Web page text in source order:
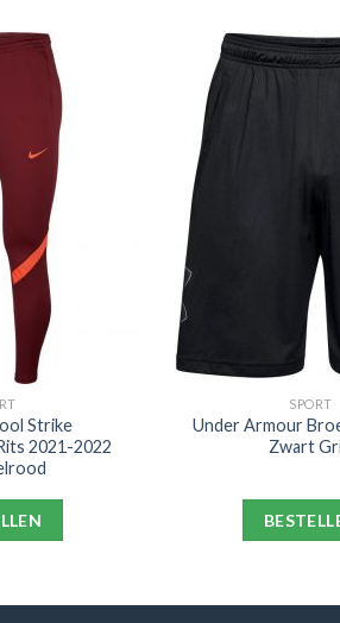
Strike
2021-2022
SPORT
Under Armour
Zwart